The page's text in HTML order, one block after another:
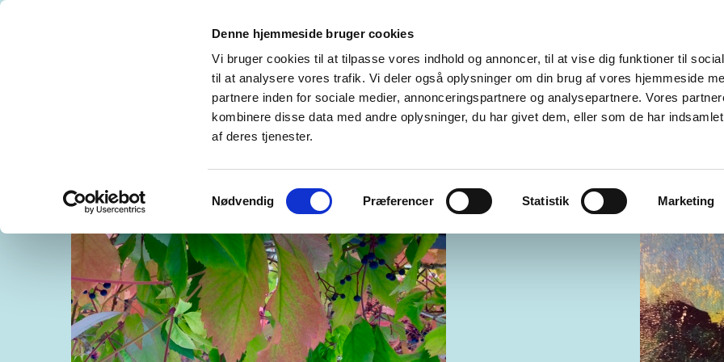
Denne hjemmeside bruger cookies
Vi bruger cookies til at tilpasse vores indhold og annoncer, til at vise dig funktioner til
til at analysere vores trafik. Vi deler også oplysninger om din brug af vores hjemmeside
partnere inden for sociale medier, annonceringspartnere og analysepartnere. Vores
kombinere disse data med andre oplysninger, du har givet dem, eller som de har
af deres tjenester.
Nødvendig Præferencer Statistik Marketing
MADS TH. HAUGSTED REFERENCES CV INSPIRATION PAINTINGS MALERIER PROCESSER
GALLERY LOWLANDS, RØRHOLMSGADE - KØBENHAVN GALLERI EWALD GALLERI ELANDER
GLASS BLOW. GLASKUNST OG BILLEDKUNST
SØSTJERNEN RÅGELEJEKUNSTNERE KONTAKT